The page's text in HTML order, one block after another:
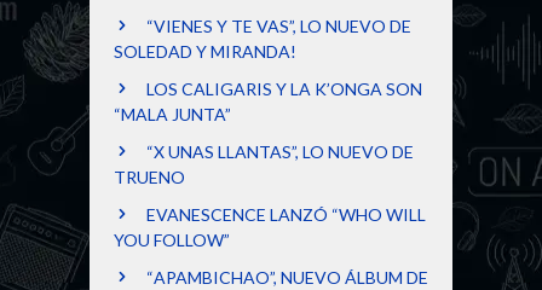
“VIENES Y TE VAS”, LO NUEVO DE
SOLEDAD Y MIRANDA!
LOS CALIGARIS Y LA K’ONGA SON
“MALA JUNTA”
“X UNAS LLANTAS”, LO NUEVO DE
TRUENO
EVANESCENCE LANZÓ “WHO WILL
YOU FOLLOW”
“APAMBICHAO”, NUEVO ÁLBUM DE